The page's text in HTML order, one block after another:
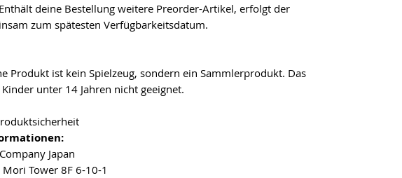
deine Bestellung weitere Preorder-Artikel, erfolgt der
zum spätesten Verfügbarkeitsdatum.
Produkt ist kein Spielzeug, sondern ein Sammlerprodukt. Das
unter 14 Jahren nicht geeignet.
Japan
Tower 8F 6-10-1